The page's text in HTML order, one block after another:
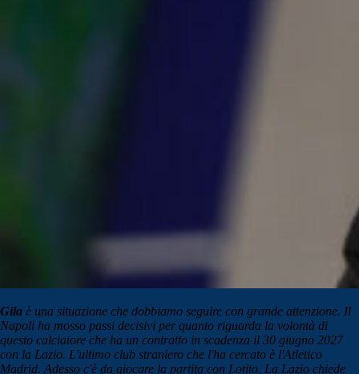
Gila è una situazione che dobbiamo seguire con grande attenzione. Il
Napoli ha mosso passi decisivi per quanto riguarda la volontà di
questo calciatore che ha un contratto in scadenza il 30 giugno 2027
con la Lazio. L'ultimo club straniero che l'ha cercato è l'Atletico
Madrid. Adesso c'è da giocare la partita con Lotito. La Lazio chiede